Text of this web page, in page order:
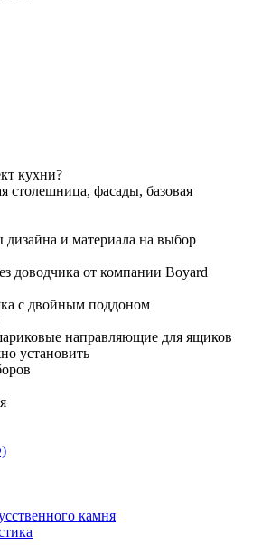
кухни?
столешница, фасады, базовая
и материала на выбор
доводчика от компании Boyard
с двойным поддоном
направляющие для ящиков
установить
камня